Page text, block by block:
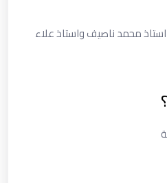
محمد ناصيف واستاذ علاء